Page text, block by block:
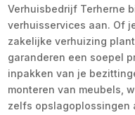
Verhuisbedrijf Terherne
verhuisservices aan. Of
zakelijke verhuizing
garanderen een soepel
inpakken van je
monteren van meubels,
zelfs opslagoplossingen